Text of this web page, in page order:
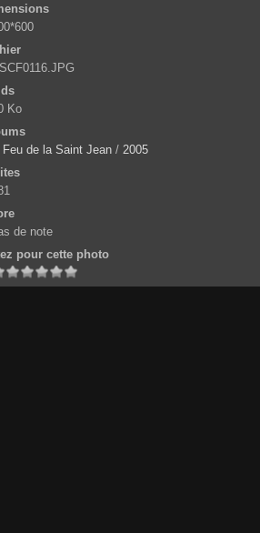
Ko
Feu de la Saint Jean / 2005
de note
pour cette photo